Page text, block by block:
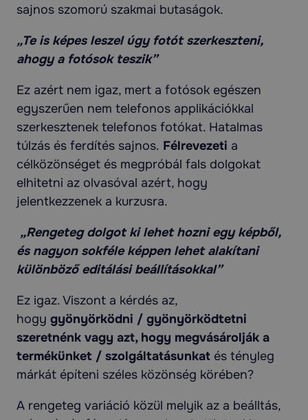
sajnos szomorú szakmai butaságok.
„Te is képes leszel úgy fotót szerkeszteni,
ahogy a fotósok teszik”
Ez azért nem igaz, mert a fotósok egészen
egyszerűen nem telefonos applikációkkal
szerkesztenek telefonos fotókat. Hatalmas
túlzás és ferdítés sajnos. Félrevezeti a
célközönséget és megpróbál fals dolgokat
elhitetni az olvasóval azért, hogy
jelentkezzenek a kurzusra.
„Rengeteg dolgot ki lehet hozni egy képből,
és nagyon sokféle képpen lehet alakítani
különböző editálási beállításokkal”
Ez igaz. Viszont a kérdés az,
hogy gyönyörködni / gyönyörködtetni
szeretnénk vagy azt, hogy megvásárolják a
termékünket / szolgáltatásunkat és tényleg
márkát építeni széles közönség körében?
A rengeteg variáció közül melyik az a beálltás,